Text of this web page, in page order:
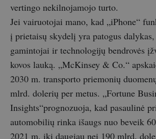
vertingo nekilnojamojo turto.
Jei vairuotojai mano, kad „iPhone“
į prietaisų skydelį yra patogus
gamintojai ir technologijų bendrovės
kovos lauką. „McKinsey & Co.“
2030 m. transporto priemonių
mlrd. dolerių per metus. „Fortune
Insights“prognozuoja, kad pasaulinė
automobilių rinka išaugs nuo beveik
2021 m. iki daugiau nei 190 mlrd.